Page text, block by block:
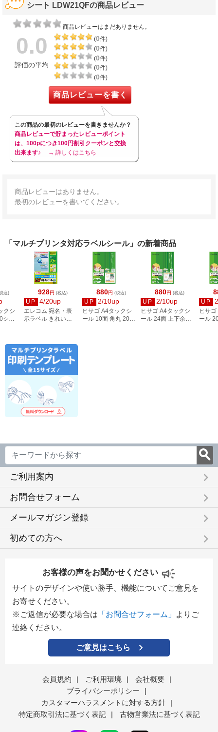
シート LDW21QFの商品レビュー
商品レビューはまだありません。
0.0
評価の平均
(0件)
(0件)
(0件)
(0件)
(0件)
商品レビューを書く
この商品の最初のレビューを書きませんか？
商品レビューで貯まったレビューポイント
は、100pにつき100円割引クーポンと交換
出来ます♪
→ 詳しくはこちら
商品レビューはありません。
最初のレビューを書いてください。
「マルチプリンタ対応ラベルシール」の新着商品
928円 (税込)
UP 4/20up
エレコム 宛名・表
示ラベル きれい貼
880円 (税込)
UP 2/10up
ヒサゴ A4タックシ
ール 10面 角丸 20シ
880円 (税込)
UP 2/10up
ヒサゴ A4タックシ
ール 24面 上下余白
UP
ヒサ
ール
込)
クシ
シー
ご利用案内 keyboard_arrow_right
お問合せフォーム keyboard_arrow_right
メールマガジン登録 keyboard_arrow_right
初めての方へ keyboard_arrow_right
お客様の声をお聞かせください
サイトのデザインや使い勝手、機能についてご意見を
お寄せください。
※ご返信が必要な場合は 「お問合せフォーム」
よりご
連絡ください。
ご意見はこちら
会員規約 | ご利用環境 | 会社概要
|
プライバシーポリシー
|
カスタマーハラスメントに対する方針
|
特定商取引法に基づく表記
| 古物営業法に基づく表記